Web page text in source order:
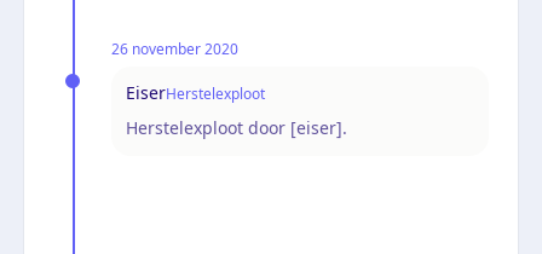
26 november 2020
EiserHerstelexploot
Herstelexploot door [eiser].